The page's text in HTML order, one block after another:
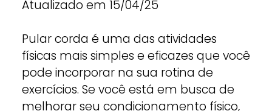
Atualizado em 15/04/25
Pular corda é uma das atividades
físicas mais simples e eficazes que você
pode incorporar na sua rotina de
exercícios. Se você está em busca de
melhorar seu condicionamento físico,